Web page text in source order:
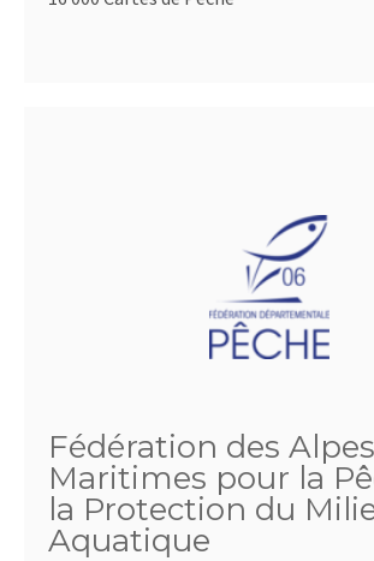
Fédération des
Maritimes pour la
la Protection du
Aquatique